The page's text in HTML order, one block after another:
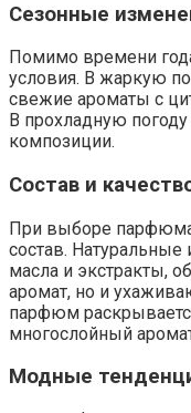
Сезонные
Помимо времени
условия. В жаркую
свежие ароматы с
В прохладную
композиции.
Состав и
При выборе
состав.
масла и экстракты,
аромат, но и
парфюм
многослойный
Модные